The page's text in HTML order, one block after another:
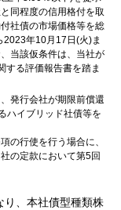
同程度の信用格付を取
社債の市場価格等を総
年10月17日(火)ま
当該仮条件は、当社が
する評価報告書を踏ま
発行会社が期限前償還
ハイブリッド社債等を
の行使を行う場合に、
の定款において第5回
り、本社債型種類株